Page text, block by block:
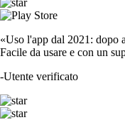
«Uso l'app dal 2021: dopo
Facile da usare e con un
-Utente verificato